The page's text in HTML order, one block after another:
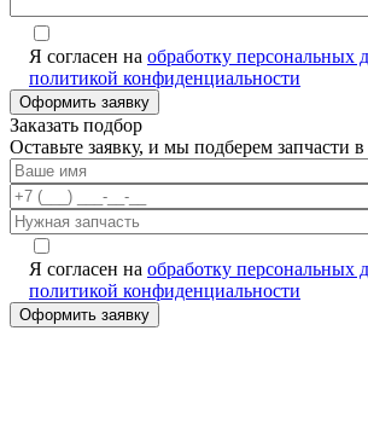
Я согласен на обработку персональных
политикой конфиденциальности
Заказать подбор
Оставьте заявку, и мы подберем запчасти
Я согласен на обработку персональных
политикой конфиденциальности